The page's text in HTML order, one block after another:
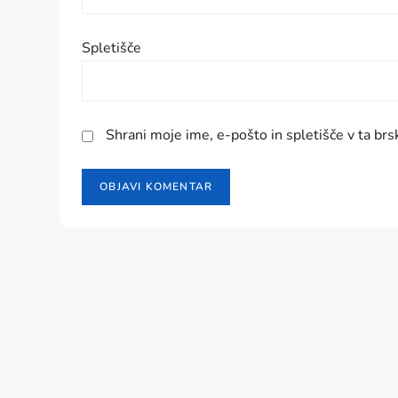
k
Spletišče
Shrani moje ime, e-pošto in spletišče v ta